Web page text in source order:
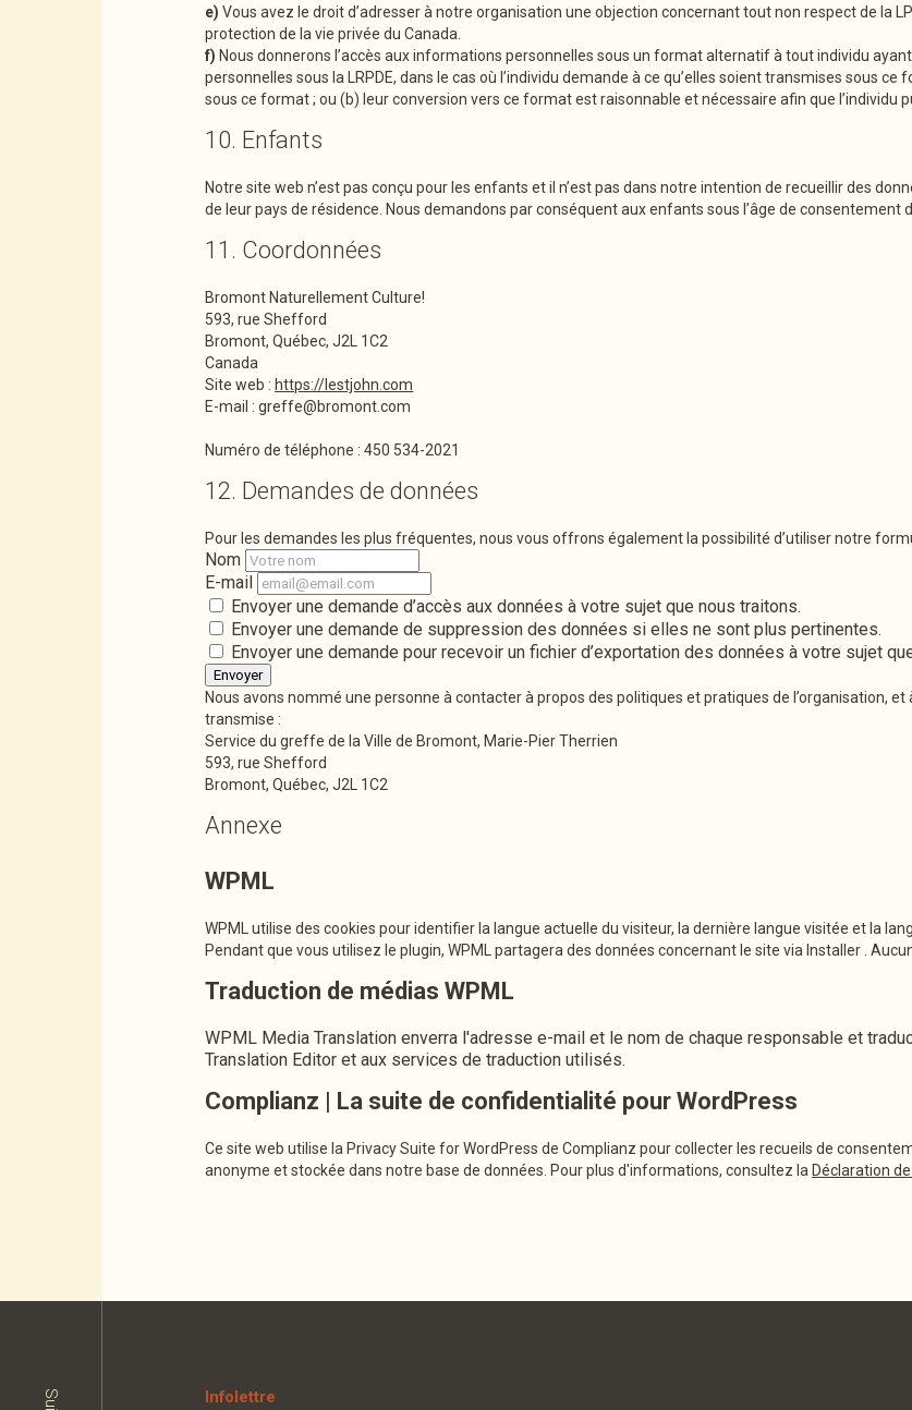
Vous avez le droit d’adresser à notre organisation une objection concernant tout non respect de la
protection de la vie privée du Canada.
Nous donnerons l’accès aux informations personnelles sous un format alternatif à tout individu
personnelles sous la LRPDE, dans le cas où l’individu demande à ce qu’elles soient transmises sous
sous ce format ; ou (b) leur conversion vers ce format est raisonnable et nécessaire afin que l’individu
10. Enfants
Notre site web n’est pas conçu pour les enfants et il n’est pas dans notre intention de recueillir des
de leur pays de résidence. Nous demandons par conséquent aux enfants sous l’âge de consentement
11. Coordonnées
Bromont Naturellement Culture!
593, rue Shefford
Bromont, Québec, J2L 1C2
Canada
Site web : https://lestjohn.com
E-mail :greffe@bromont.com
Numéro de téléphone : 450 534-2021
12. Demandes de données
Pour les demandes les plus fréquentes, nous vous offrons également la possibilité d’utiliser notre
Nom
E-mail
Envoyer une demande d’accès aux données à votre sujet que nous traitons.
Envoyer une demande de suppression des données si elles ne sont plus pertinentes.
Envoyer une demande pour recevoir un fichier d’exportation des données à votre sujet
Nous avons nommé une personne à contacter à propos des politiques et pratiques de l’organisation,
transmise :
Service du greffe de la Ville de Bromont, Marie-Pier Therrien
593, rue Shefford
Bromont, Québec, J2L 1C2
Annexe
WPML
WPML utilise des cookies pour identifier la langue actuelle du visiteur, la dernière langue visitée et la
Pendant que vous utilisez le plugin, WPML partagera des données concernant le site via Installer .
Traduction de médias WPML
WPML Media Translation enverra l'adresse e-mail et le nom de chaque responsable et
Translation Editor et aux services de traduction utilisés.
Complianz | La suite de confidentialité pour WordPress
Ce site web utilise la Privacy Suite for WordPress de Complianz pour collecter les recueils de
anonyme et stockée dans notre base de données. Pour plus d'informations, consultez la Déclaration
Infolettre